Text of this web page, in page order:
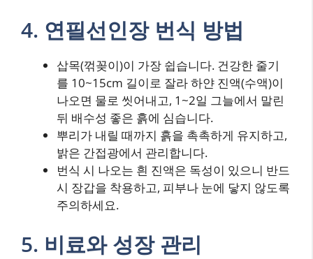
4. 연필선인장 번식 방법
삽목(꺾꽂이)이 가장 쉽습니다. 건강한 줄기
를 10~15cm 길이로 잘라 하얀 진액(수액)이
나오면 물로 씻어내고, 1~2일 그늘에서 말린
뒤 배수성 좋은 흙에 심습니다.
뿌리가 내릴 때까지 흙을 촉촉하게 유지하고,
밝은 간접광에서 관리합니다.
번식 시 나오는 흰 진액은 독성이 있으니 반드
시 장갑을 착용하고, 피부나 눈에 닿지 않도록
주의하세요.
5. 비료와 성장 관리